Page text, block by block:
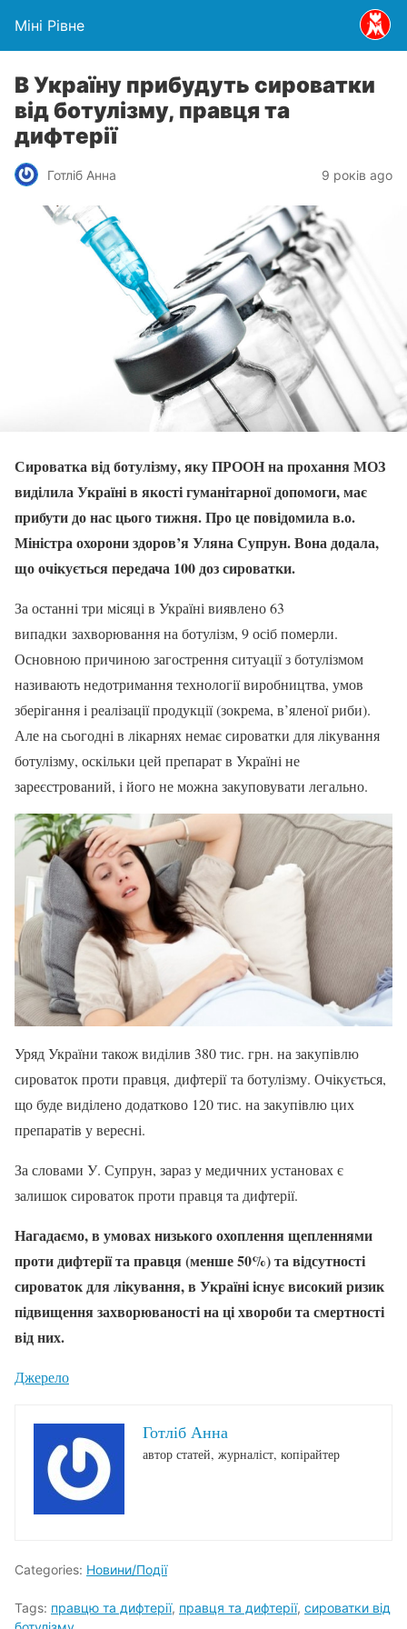
Міні Рівне
​В Україну прибудуть сироватки
від ботулізму, правця та
дифтерії
Готліб Анна 9 років ago
Сироватка від ботулізму, яку ПРООН на прохання МОЗ
виділила Україні в якості гуманітарної допомоги, має
прибути до нас цього тижня. Про це повідомила в.о.
Міністра охорони здоров’я Уляна Супрун. Вона додала,
що очікується передача 100 доз сироватки.
За останні три місяці в Україні виявлено 63
випадки захворювання на ботулізм, 9 осіб померли.
Основною причиною загострення ситуації з ботулізмом
називають недотримання технології виробництва, умов
зберігання і реалізації продукції (зокрема, в’яленої риби).
Але на сьогодні в лікарнях немає сироватки для лікування
ботулізму, оскільки цей препарат в Україні не
зареєстрований, і його не можна закуповувати легально.
Уряд України також виділив 380 тис. грн. на закупівлю
сироваток проти правця, дифтерії та ботулізму. Очікується,
що буде виділено додатково 120 тис. на закупівлю цих
препаратів у вересні.
За словами У. Супрун, зараз у медичних установах є
залишок сироваток проти правця та дифтерії.
Нагадаємо, в умовах низького охоплення щепленнями
проти дифтерії та правця (менше 50%) та відсутності
сироваток для лікування, в Україні існує високий ризик
підвищення захворюваності на ці хвороби та смертності
від них.
Джерело
Готліб Анна
автор статей, журналіст, копірайтер
Categories: Новини/Події
Tags: правцю та дифтерії, правця та дифтерії, сироватки від